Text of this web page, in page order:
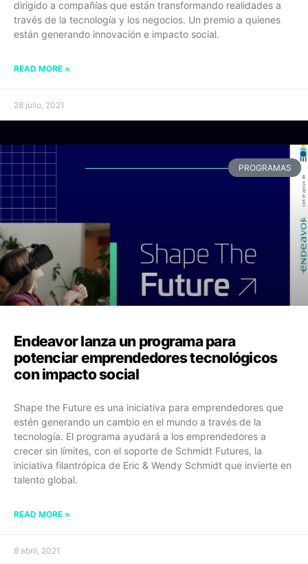
dirigido a compañías que están transformando realidades a
través de la tecnología y los negocios. Un premio a quienes
están generando innovación e impacto social.
READ MORE »
28 julio, 2021
PROGRAMAS
Endeavor lanza un programa para
potenciar emprendedores tecnológicos
con impacto social
Shape the Future es una iniciativa para emprendedores que
estén generando un cambio en el mundo a través de la
tecnología. El programa ayudará a los emprendedores a
crecer sin límites, con el soporte de Schmidt Futures, la
iniciativa filantrópica de Eric & Wendy Schmidt que invierte en
talento global.
READ MORE »
8 abril, 2021